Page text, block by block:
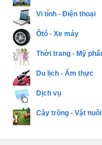
Vi tính - Điện thoại
Ôtô - Xe máy
Thời trang - Mỹ
Du lịch - Ẩm thực
Dịch vụ
Cây trồng - Vật nuôi